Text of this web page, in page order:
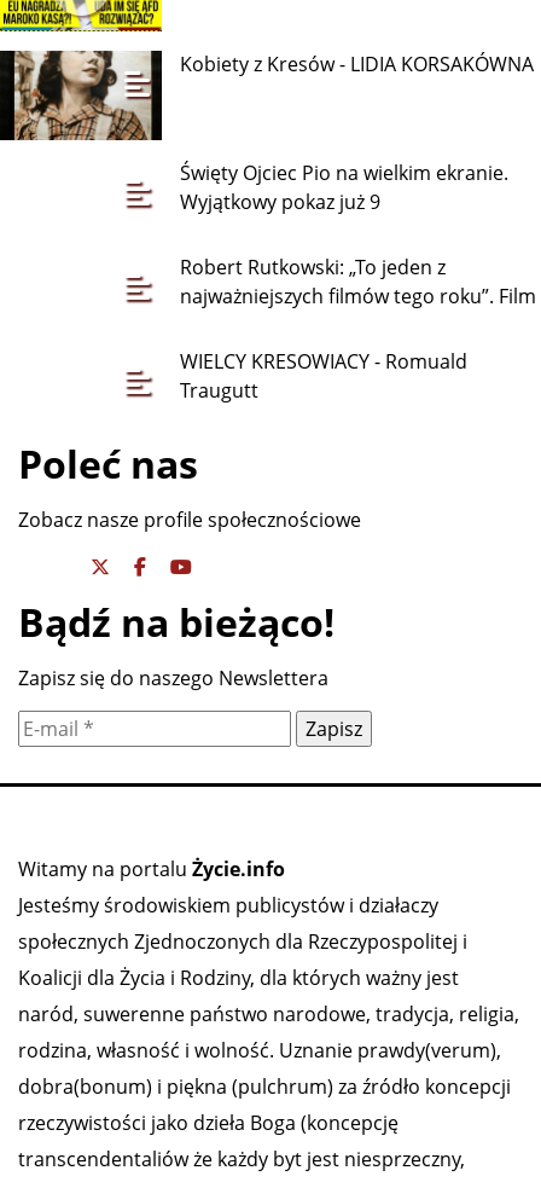
Kobiety z Kresów - LIDIA KORSAKÓWNA
Święty Ojciec Pio na wielkim ekranie.
Wyjątkowy pokaz już 9
Robert Rutkowski: „To jeden z
najważniejszych filmów tego roku”. Film
WIELCY KRESOWIACY - Romuald
Traugutt
Poleć nas
Zobacz nasze profile społecznościowe
Bądź na bieżąco!
Zapisz się do naszego Newslettera
Witamy na portalu Życie.info
Jesteśmy środowiskiem publicystów i działaczy
społecznych Zjednoczonych dla Rzeczypospolitej i
Koalicji dla Życia i Rodziny, dla których ważny jest
naród, suwerenne państwo narodowe, tradycja, religia,
rodzina, własność i wolność. Uznanie prawdy(verum),
dobra(bonum) i piękna (pulchrum) za źródło koncepcji
rzeczywistości jako dzieła Boga (koncepcję
transcendentaliów że każdy byt jest niesprzeczny,